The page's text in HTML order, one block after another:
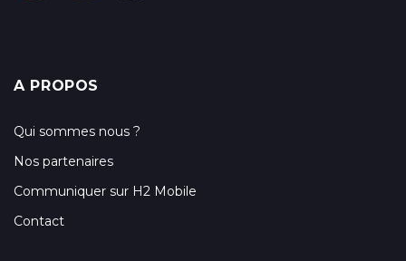
A PROPOS
Qui sommes nous ?
Nos partenaires
Communiquer sur H2 Mobile
Contact